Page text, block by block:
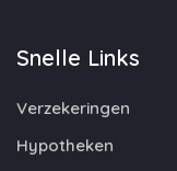
Snelle Links
Verzekeringen
Hypotheken